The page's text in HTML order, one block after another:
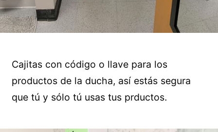
Cajitas con código o llave para los
productos de la ducha, así estás segura
que tú y sólo tú usas tus prductos.